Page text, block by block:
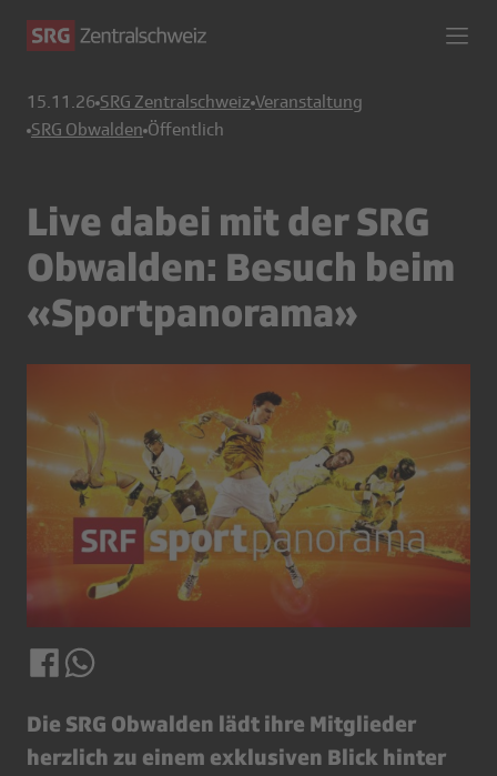
15.11.26 SRG Zentralschweiz Veranstaltung
SRG Obwalden Öffentlich
Live dabei mit der SRG
Obwalden: Besuch beim
«Sportpanorama»
Die SRG Obwalden lädt ihre Mitglieder
herzlich zu einem exklusiven Blick hinter